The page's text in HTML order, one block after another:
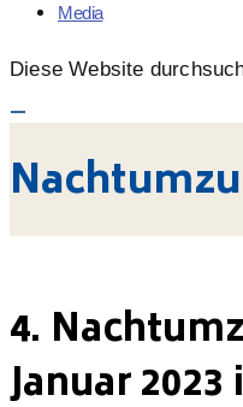
Media
Diese Website
4.
Januar